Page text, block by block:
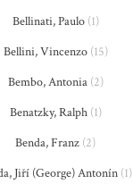
Bellinati, Paulo(1)
Bellini, Vincenzo(15)
Bembo, Antonia(2)
Benatzky, Ralph(1)
Benda, Franz (2)
Jiří (George) Antonín (1)